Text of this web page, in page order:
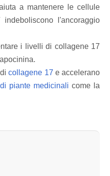
a mantenere le cellule
l'ancoraggio
i livelli di collagene 17
dicollagene 17 e accelerano
piante medicinali come la